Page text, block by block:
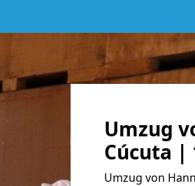
Umzug
Cúcuta |
Umzug von